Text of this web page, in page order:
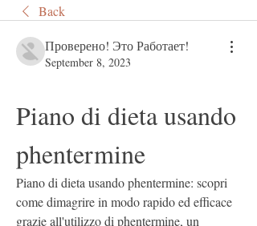
Back
Проверено! Это Работает!
September 8, 2023
Piano di dieta usando
phentermine
Piano di dieta usando phentermine: scopri
come dimagrire in modo rapido ed efficace
grazie all'utilizzo di phentermine, un